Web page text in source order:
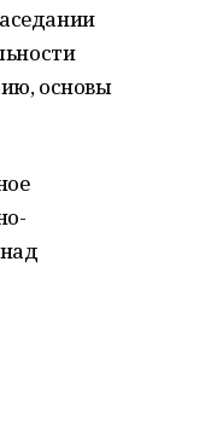
основы